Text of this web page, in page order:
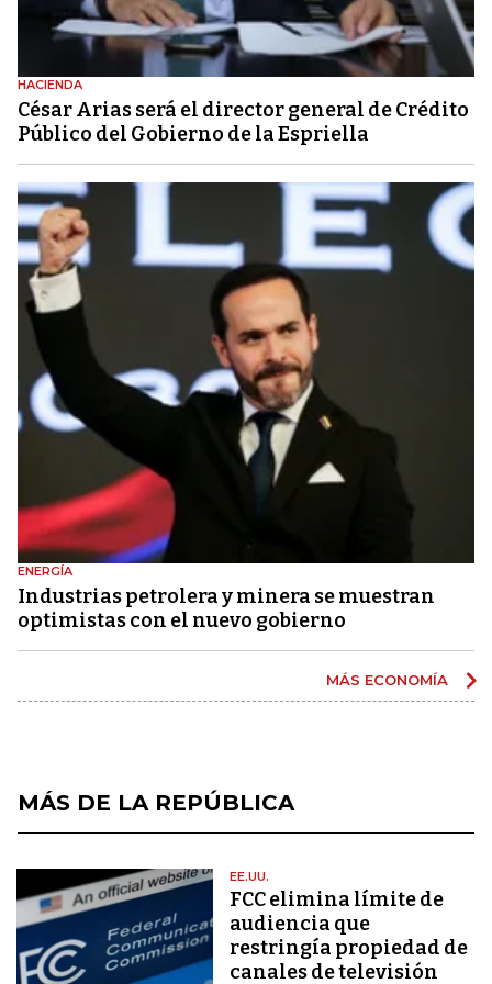
HACIENDA
César Arias será el director general de Crédito
Público del Gobierno de la Espriella
ENERGÍA
Industrias petrolera y minera se muestran
optimistas con el nuevo gobierno
MÁS ECONOMÍA
MÁS DE LA REPÚBLICA
EE.UU.
FCC elimina límite de
audiencia que
restringía propiedad de
canales de televisión